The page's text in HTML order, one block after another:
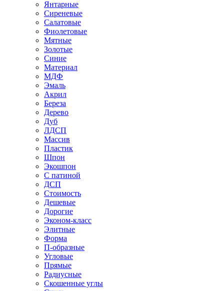
Янтарные
Сиреневые
Салатовые
Фиолетовые
Мятные
Золотые
Синие
Материал
МДФ
Эмаль
Акрил
Береза
Дерево
Дуб
ЛДСП
Массив
Пластик
Шпон
Экошпон
С патиной
ДСП
Стоимость
Дешевые
Дорогие
Эконом-класс
Элитные
Форма
П-образные
Угловые
Прямые
Радиусные
Скошенные углы